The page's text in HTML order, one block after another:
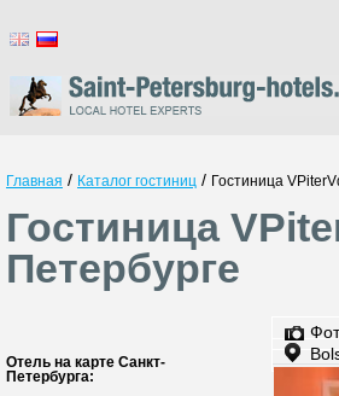
Главная / Каталог гостиниц / Гостиница
Гостиница
Петербурге
Отель на карте Санкт-
Петербурга: